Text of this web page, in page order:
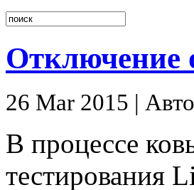
Отключение
26 Mar 2015 |
В процессе
тестирования